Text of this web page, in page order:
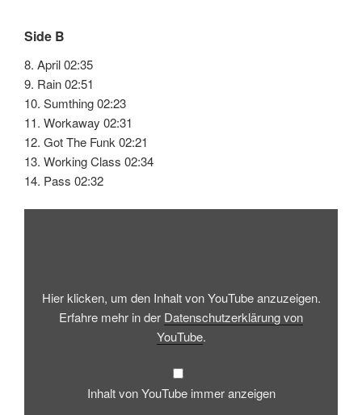
Side B
8. April 02:35
9. Rain 02:51
10. Sumthing 02:23
11. Workaway 02:31
12. Got The Funk 02:21
13. Working Class 02:34
14. Pass 02:32
„Soulmade
von
YouTube
anzeigen
Hier klicken, um den Inhalt von YouTube anzuzeigen.
Erfahre mehr in der Datenschutzerklärung von
YouTube.
Inhalt von YouTube immer anzeigen